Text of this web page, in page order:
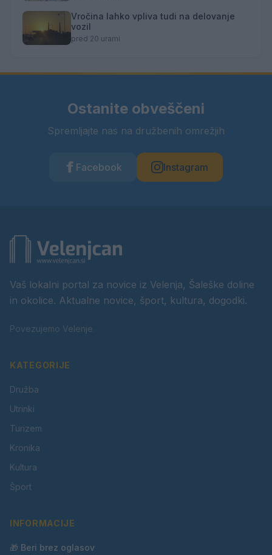
Vročina lahko vpliva tudi na delovanje
vozil
pred 20 urami
Ostanite obveščeni
Spremljajte nas na družbenih omrežjih
Facebook Instagram
Vaš lokalni portal za novice iz Velenja, Šaleške doline
in okolice. Aktualne novice, šport, kultura, dogodki.
Povezujemo Velenje.
KATEGORIJE
Družba
Utrinki
Turizem
Kronika
Kultura
Šport
INFORMACIJE
🎁 Beri brez oglasov